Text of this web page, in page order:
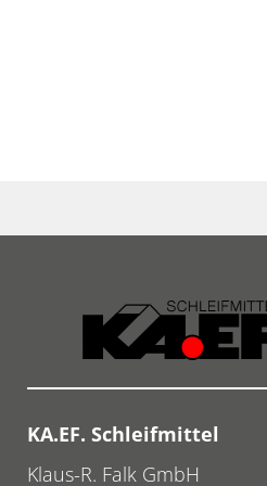
KA.EF. Schleifmittel
Klaus-R. Falk GmbH